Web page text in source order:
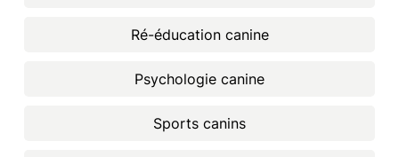
Ré-éducation canine
Psychologie canine
Sports canins